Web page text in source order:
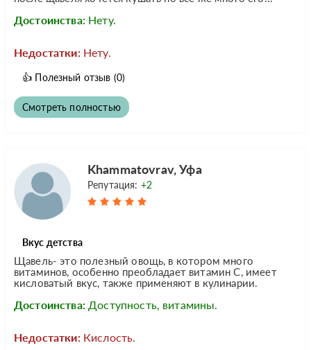
Достоинства: Нету.
Недостатки: Нету.
👍 Полезный отзыв (0)
Смотреть полностью
Khammatovrav, Уфа
Репутация: +2
Вкус детства
Щавель- это полезный овощь, в котором много
витаминов, особенно преобладает витамин С, имеет
кисловатый вкус, также применяют в кулинарии.
Достоинства: Доступность, витамины.
Недостатки: Кислость.